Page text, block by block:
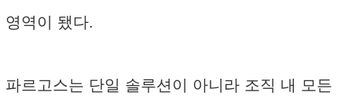
영역이 됐다.
파르고스는 단일 솔루션이 아니라 조직 내 모든